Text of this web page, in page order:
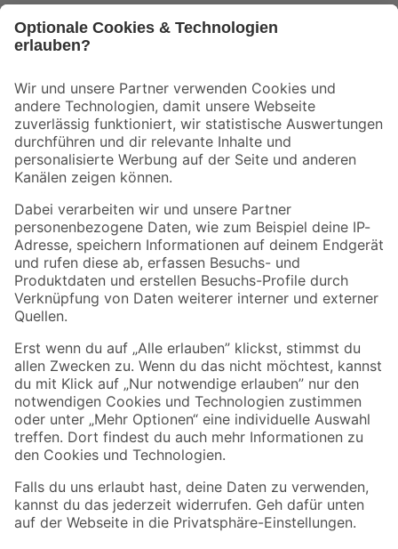
Der toom Newsletter: Keine Angebote und Aktionen mehr verpassen!
Zur Newsletter Anmeldung
Folge uns
Zahlungsarten Versandarten
Sicher einkaufen
Jetzt die toom-App herunterladen
Alle Preisangaben in EUR inkl. gesetzl. MwSt.. Die dargestellten Angebote sind unter
Umständen nicht in allen Märkten verfügbar. Die angegebenen Verfügbarkeiten beziehen